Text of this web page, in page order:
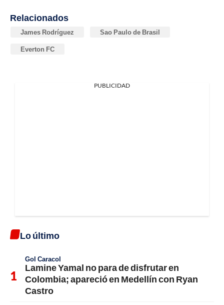
Relacionados
James Rodríguez Sao Paulo de Brasil
Everton FC
PUBLICIDAD
Lo último
Gol Caracol
Lamine Yamal no para de disfrutar en
Colombia; apareció en Medellín con Ryan
Castro